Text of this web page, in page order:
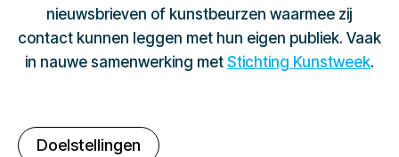
nieuwsbrieven of kunstbeurzen waarmee zij
contact kunnen leggen met hun eigen publiek. Vaak
in nauwe samenwerking met Stichting Kunstweek.
Doelstellingen